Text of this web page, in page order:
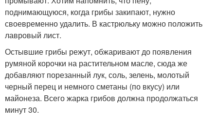
поднимающуюся, когда грибы закипают, нужно
своевременно удалить. В кастрюльку можно положить
лавровый лист.
Остывшие грибы режут, обжаривают до появления
румяной корочки на растительном масле, сюда же
добавляют порезанный лук, соль, зелень, молотый
черный перец и немного сметаны (по вкусу) или
майонеза. Всего жарка грибов должна продолжаться
минут 30.